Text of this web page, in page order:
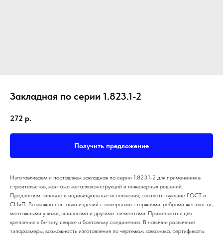
Закладная по серии 1.823.1-2
272 р.
Получить предложение
Изготавливаем и поставляем закладная по серии 1.823.1-2 для применения в
строительстве, монтаже металлоконструкций и инженерных решений.
Предлагаем типовые и индивидуальные исполнения, соответствующие ГОСТ и
СНиП. Возможна поставка изделий с анкерными стержнями, ребрами жесткости,
монтажными ушами, шпильками и другими элементами. Применяются для
крепления к бетону, сварке и болтовому соединению. В наличии различные
типоразмеры, возможность изготовления по чертежам заказчика, сертификаты
ОТЗЫВЫ О НАШЕЙ
КОМПАНИИ